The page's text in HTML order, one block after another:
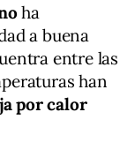
ha
a buena
entre las
han
por calor